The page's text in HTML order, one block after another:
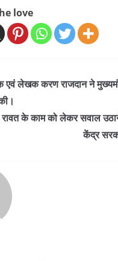
love
एवं लेखक करण राजदान ने
रावत के काम को लेकर सवाल
केंद्र